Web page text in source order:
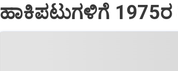
ಹಾಕಿಪಟುಗಳಿಗೆ